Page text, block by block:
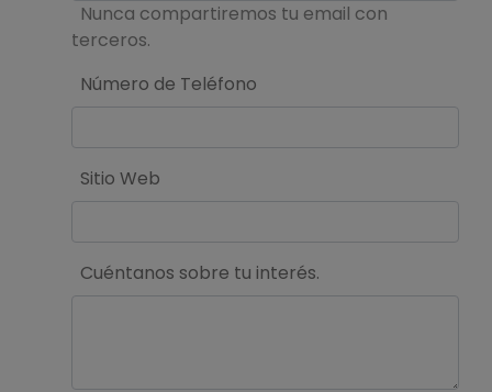
Nunca compartiremos tu email con
terceros.
Número de Teléfono
Sitio Web
Cuéntanos sobre tu interés.